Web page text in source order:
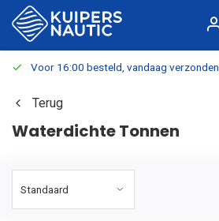
Voor 16:00 besteld, vandaag verzonden
Terug
Waterdichte Tonnen